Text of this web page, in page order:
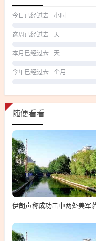
今日已经过去 小时
这周已经过去 天
本月已经过去 天
今年已经过去 个月
随便看看